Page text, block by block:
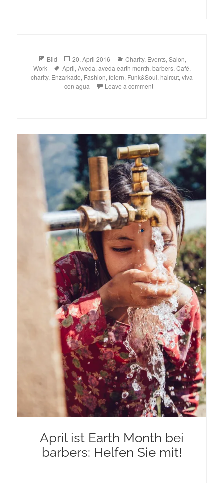
Format
Bild
Posted
on
20. April 2016 Categories
Charity, Events, Salon,
Work
Tags
April, Aveda, aveda earth month, barbers, Café,
charity, Enzarkade, Fashion, feiern, Funk&Soul, haircut, viva
con agua
Leave a comment
April ist Earth Month bei
barbers: Helfen Sie mit!